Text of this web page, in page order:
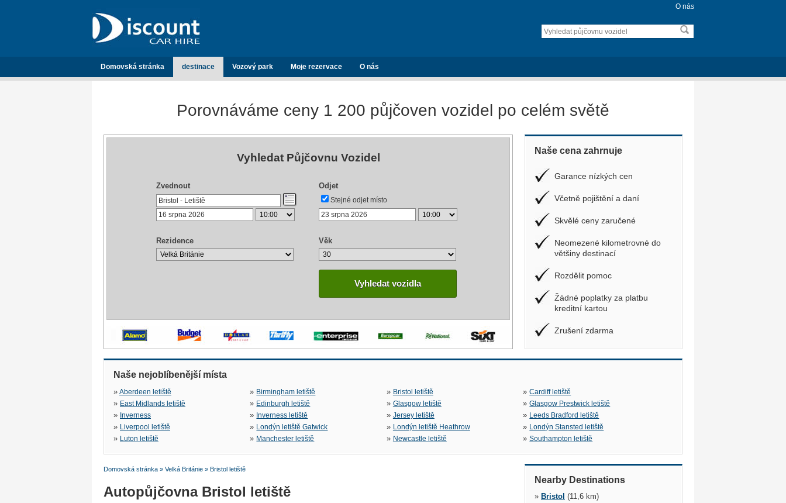
O nás
Domovská stránka destinace Vozový park Moje rezervace O nás
Porovnáváme ceny 1 200 půjčoven vozidel po celém světě
Vyhledat Půjčovnu Vozidel
Zvednout Odjet
Stejné odjet místo
Rezidence Věk
Vyhledat vozidla
Naše cena zahrnuje
Garance nízkých cen
Včetně pojištění a daní
Skvělé ceny zaručené
Neomezené kilometrovné do
většiny destinací
Rozdělit pomoc
Žádné poplatky za platbu
kreditní kartou
Zrušení zdarma
Naše nejoblíbenější místa
» Aberdeen letiště » Birmingham letiště » Bristol letiště »Cardiff letiště
» East Midlands letiště » Edinburgh letiště » Glasgow letiště »Glasgow Prestwick letiště
» Inverness » Inverness letiště » Jersey letiště » Leeds Bradford letiště
» Liverpool letiště » Londýn letiště Gatwick » Londýn letiště Heathrow » Londýn Stansted letiště
» Luton letiště » Manchester letiště » Newcastle letiště »Southampton letiště
Domovská stránka » Velká Británie » Bristol letiště
Autopůjčovna Bristol letiště
Nearby Destinations
» Bristol (11,6 km)